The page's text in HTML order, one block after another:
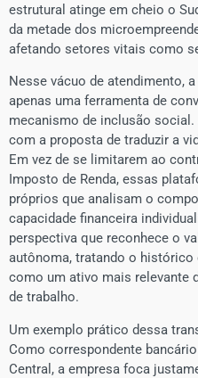
estrutural atinge em cheio o
da metade dos
afetando setores vitais como
​Nesse vácuo de atendimento,
apenas uma ferramenta de
mecanismo de inclusão
com a proposta de traduzir a
Em vez de se limitarem ao
Imposto de Renda, essas
próprios que analisam o
capacidade financeira
perspectiva que reconhece o
autônoma, tratando o
como um ativo mais relevante
de trabalho.
​Um exemplo prático dessa
Como correspondente
Central, a empresa foca